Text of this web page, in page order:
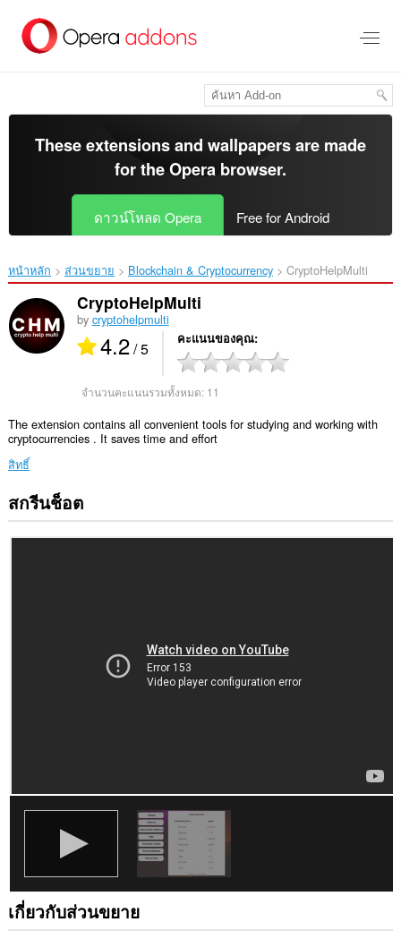
These extensions and wallpapers are made
for theOpera browser.
ดาวน์โหลด Opera Free for Android
หน้าหลัก ส่วนขยาย Blockchain & Cryptocurrency CryptoHelpMulti‎
CryptoHelpMulti
by cryptohelpmulti
4.2/ 5 คะแนนของคุณ
จำนวนคะแนนรวมทั้งหมด: 11
The extension contains all convenient tools for studying and working with
cryptocurrencies . It saves time and effort
สิทธิ์
ส่วน
ขยาย
คุณ
สกรีนช็อต
เกี่ยวกับส่วนขยาย